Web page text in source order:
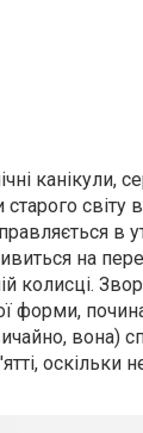
канікули,
світу в
в
на
колисці.
форми,
вона)
оскільки